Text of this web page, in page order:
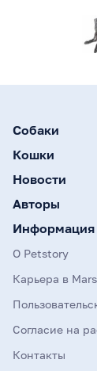
Собаки
Кошки
Новости
Авторы
Информация
О Petstory
Карьера в Mars
Согласие на
Контакты